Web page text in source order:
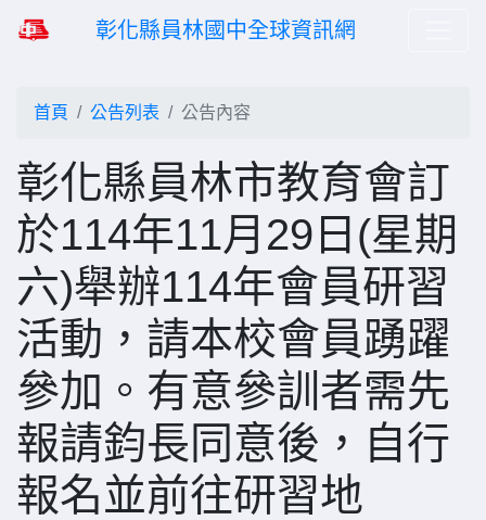
彰化縣員林國中全球資訊網
首頁 公告列表 公告內容
彰化縣員林市教育會訂
於114年11月29日(星期
六)舉辦114年會員研習
活動，請本校會員踴躍
參加。有意參訓者需先
報請鈞長同意後，自行
報名並前往研習地